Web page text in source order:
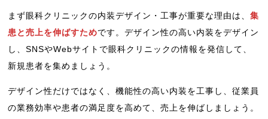
まず眼科クリニックの内装デザイン・工事が重要な理由は、集
患と売上を伸ばすためです。デザイン性の高い内装をデザイン
し、SNSやWebサイトで眼科クリニックの情報を発信して、
新規患者を集めましょう。
デザイン性だけではなく、機能性の高い内装を工事し、従業員
の業務効率や患者の満足度を高めて、売上を伸ばしましょう。